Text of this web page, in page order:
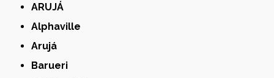
ARUJÁ
Alphaville
Arujá
Barueri